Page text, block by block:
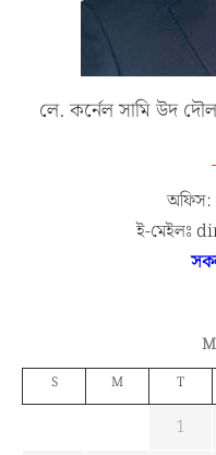
লে. কর্নেল সামি উদ
অফিস:
ই-মেইলঃ
S M T
1